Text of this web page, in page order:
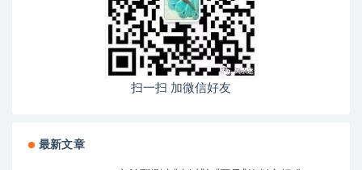
扫一扫 加微信好友
最新文章